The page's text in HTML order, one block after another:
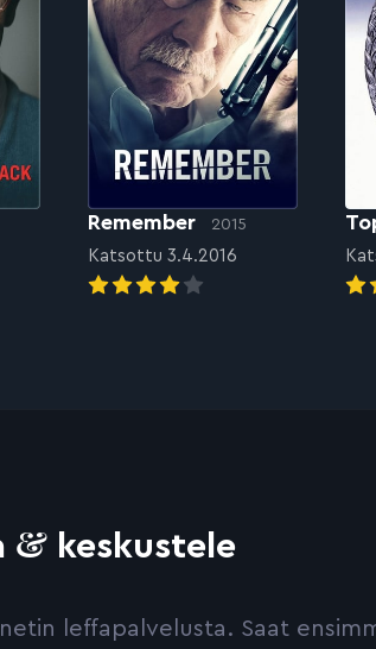
Remember 2015
Katsottu 3.4.2016
& keskustele
leffapalvelusta. Saat